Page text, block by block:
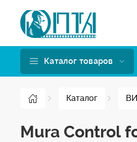
Каталог товаров
Каталог
Mura Control